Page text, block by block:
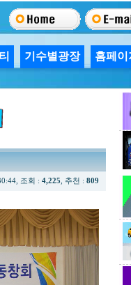
기수별광장 홈페
조회 : 4,225 , 추천 : 809